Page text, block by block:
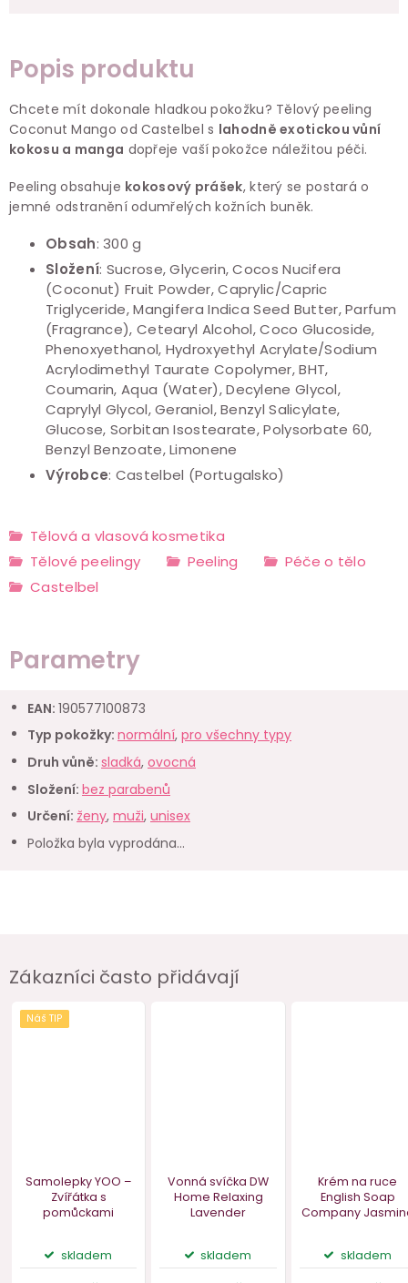
Popis produktu
Chcete mít dokonale hladkou pokožku? Tělový peeling
Coconut Mango od Castelbel s lahodně exotickou vůní
kokosu a manga dopřeje vaší pokožce náležitou péči.
Peeling obsahuje kokosový prášek, který se postará o
jemné odstranění odumřelých kožních buněk.
Obsah: 300 g
Složení: Sucrose, Glycerin, Cocos Nucifera
(Coconut) Fruit Powder, Caprylic/Capric
Triglyceride, Mangifera Indica Seed Butter, Parfum
(Fragrance), Cetearyl Alcohol, Coco Glucoside,
Phenoxyethanol, Hydroxyethyl Acrylate/Sodium
Acrylodimethyl Taurate Copolymer, BHT,
Coumarin, Aqua (Water), Decylene Glycol,
Caprylyl Glycol, Geraniol, Benzyl Salicylate,
Glucose, Sorbitan Isostearate, Polysorbate 60,
Benzyl Benzoate, Limonene
Výrobce: Castelbel (Portugalsko)
Tělová a vlasová kosmetika
Tělové peelingy
Peeling
Péče o tělo
Castelbel
Parametry
EAN: 190577100873
Typ pokožky: normální, pro všechny typy
Druh vůně: sladká, ovocná
Složení: bez parabenů
Určení: ženy, muži, unisex
Položka byla vyprodána…
Zákazníci často přidávají
Náš TIP